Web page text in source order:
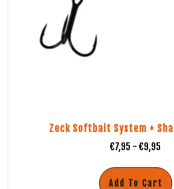
Zeck Softbait System +
€7,95 - €9,95
Add To Cart